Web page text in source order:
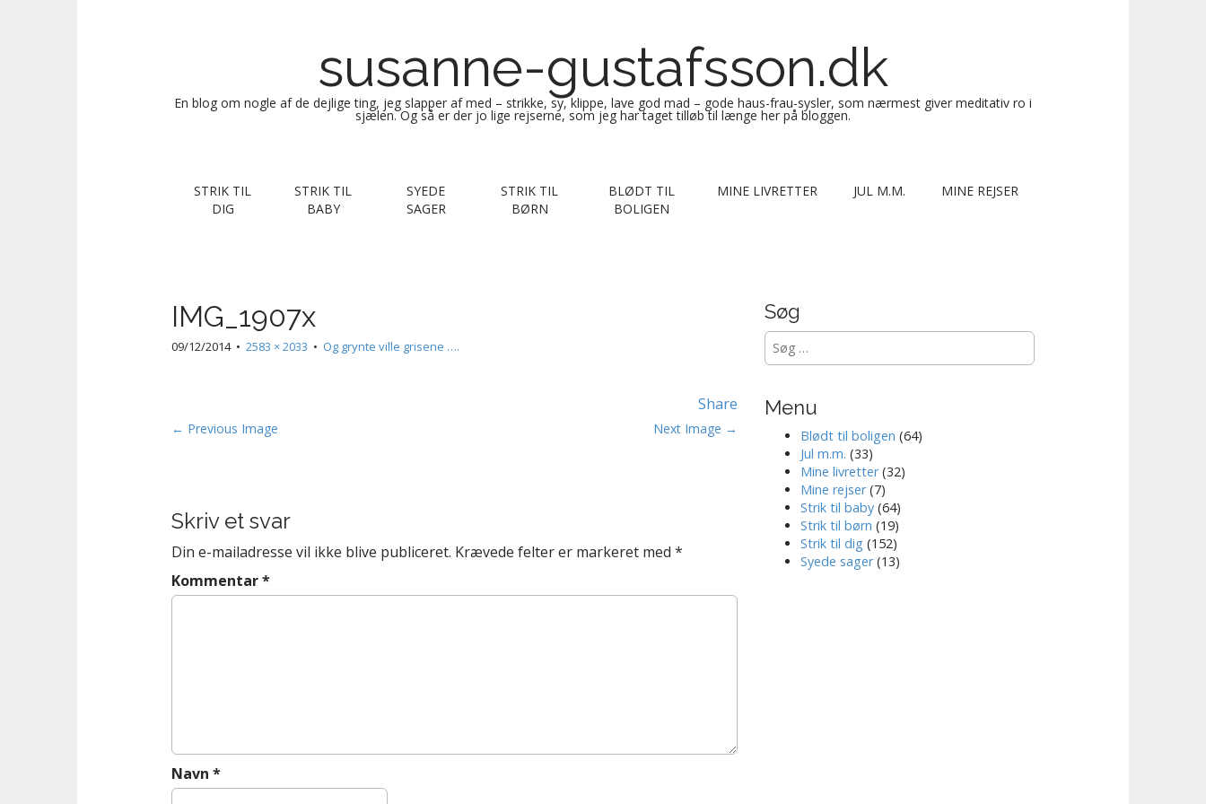
susanne-gustafsson.dk
En blog om nogle af de dejlige ting, jeg slapper af med – strikke, sy, klippe, lave god mad – gode haus-frau-sysler, som nærmest giver meditativ ro i
sjælen. Og så er der jo lige rejserne, som jeg har taget tilløb til længe her på bloggen.
e
n
u
c
o
n
STRIK TIL
DIG
STRIK TIL
BABY
SYEDE
SAGER
STRIK TIL
BØRN
BLØDT TIL
BOLIGEN
MINE LIVRETTER JUL M.M. MINE REJSER
IMG_1907x
09/12/2014• 2583 × 2033 • Og grynte ville grisene ….
Share
P
n
a
v
i
← Previous Image Next Image →
Skriv et svar
Din e-mailadresse vil ikke blive publiceret. Krævede felter er markeret med *
Kommentar*
Navn *
Søg
Søg
efter:
Menu
Blødt til boligen (64)
Jul m.m. (33)
Mine livretter(32)
Mine rejser(7)
Strik til baby (64)
Strik til børn (19)
Strik til dig (152)
Syede sager(13)